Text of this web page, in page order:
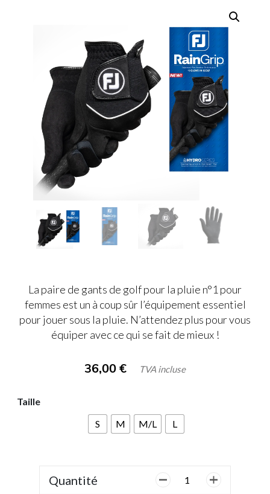
La paire de gants de golf pour la pluie n°1 pour
femmes est un à coup sûr l’équipement essentiel
pour jouer sous la pluie. N’attendez plus pour vous
équiper avec ce qui se fait de mieux !
36,00 € TVA incluse
Taille
S
M M/L L
Quantité
quantité